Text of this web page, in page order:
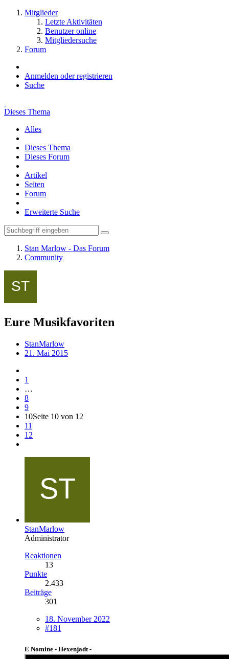
Mitglieder
Letzte Aktivitäten
Benutzer online
Mitgliedersuche
Forum
Anmelden oder registrieren
Suche
Dieses Thema
Alles
Dieses Thema
Dieses Forum
Artikel
Seiten
Forum
Erweiterte Suche
Stan Marlow - Das Forum
Community
Eure Musikfavoriten
StanMarlow
21. Mai 2015
1
…
8
9
10Seite 10 von 12
11
12
StanMarlow
Administrator
Reaktionen
13
Punkte
2.433
Beiträge
301
18. November 2022
#181
E Nomine - Hexenjadt -